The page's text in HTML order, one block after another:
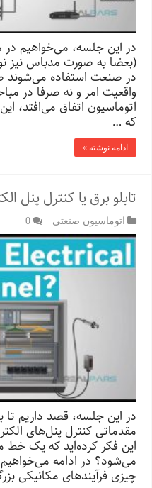
در این جلسه، می‌خواهیم در
(بعضا به صورت مدباس نیز
در صنعت استفاده می‌شوند
واقعیت امر و نه صرفا در
اتوماسیون اتفاق می‌افتد،
که …
ادامه نوشته »
تابلو برق یا کنترل پنل
اتوماسیون صنعتی 0
در این جلسه، قصد داریم تا
مقدماتی کنترل پنل‌های
این فکر کرده‌اید که یک خط
می‌شود؟ در ادامه
چیزی فرآیند‌های مکانیکی